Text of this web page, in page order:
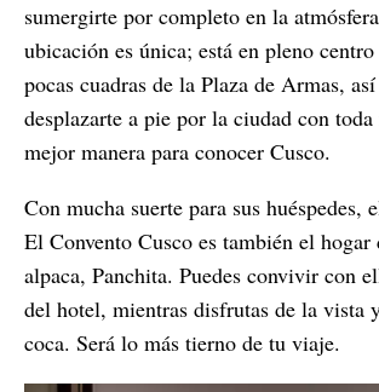
sumergirte por completo en la
ubicación es única; está en pleno
pocas cuadras de la Plaza de Armas,
desplazarte a pie por la ciudad con
mejor manera para conocer Cusco.
Con mucha suerte para sus
El Convento Cusco es también el hogar
alpaca, Panchita. Puedes convivir con
del hotel, mientras disfrutas de la vista
coca. Será lo más tierno de tu viaje.